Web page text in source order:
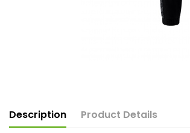
Description Product Details